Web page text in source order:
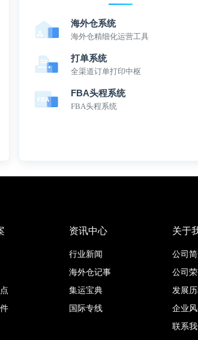
海外仓系统
海外仓精细化运营工具
打单系统
全渠道订单打印中枢
FBA头程系统
FBA头程系统
资讯中心
行业新闻
海外仓记事
集运宝典
国际专线
关于
公司
公司
发展
企业
联系